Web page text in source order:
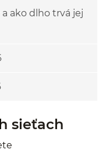
ako dlho trvá jej
sieťach